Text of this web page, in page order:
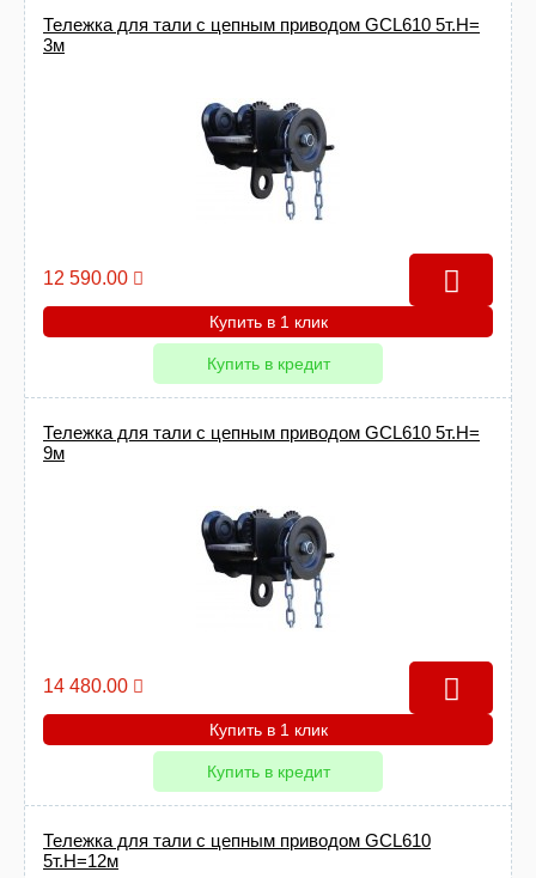
Тележка для тали с цепным приводом GCL610 5т.Н=
3м
12 590.00
Купить в 1 клик
Купить в кредит
Тележка для тали с цепным приводом GCL610 5т.Н=
9м
14 480.00
Купить в 1 клик
Купить в кредит
Тележка для тали с цепным приводом GCL610
5т.Н=12м